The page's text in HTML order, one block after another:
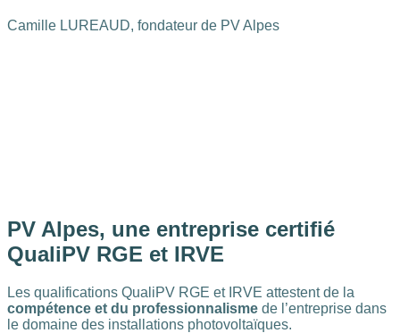
Camille LUREAUD, fondateur de PV Alpes
PV Alpes, une entreprise certifié
QualiPV RGE et IRVE
Les qualifications QualiPV RGE et IRVE attestent de la
compétence et du professionnalisme de l’entreprise dans
le domaine des installations photovoltaïques.